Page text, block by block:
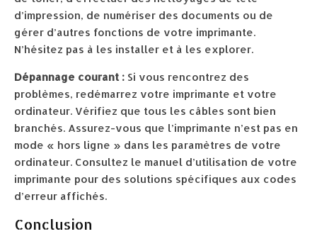
d’impression, de numériser des documents ou de
gérer d’autres fonctions de votre imprimante.
N’hésitez pas à les installer et à les explorer.
Dépannage courant : Si vous rencontrez des
problèmes, redémarrez votre imprimante et votre
ordinateur. Vérifiez que tous les câbles sont bien
branchés. Assurez-vous que l’imprimante n’est pas en
mode « hors ligne » dans les paramètres de votre
ordinateur. Consultez le manuel d’utilisation de votre
imprimante pour des solutions spécifiques aux codes
d’erreur affichés.
Conclusion